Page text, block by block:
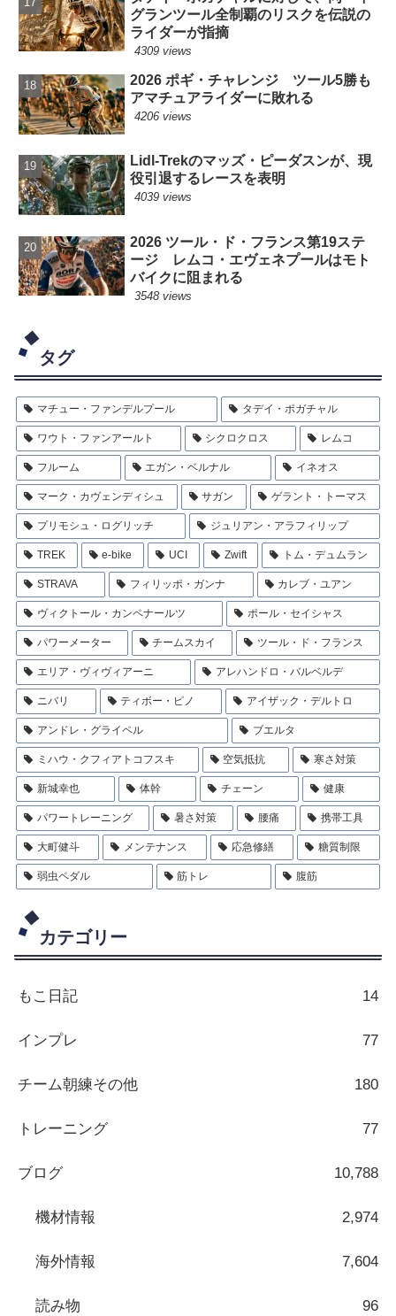
グランツール全制覇のリスクを伝説の
ライダーが指摘
4309 views
2026 ポギ・チャレンジ ツール5勝も
アマチュアライダーに敗れる
4206 views
Lidl-Trekのマッズ・ピーダスンが、現
役引退するレースを表明
4039 views
2026 ツール・ド・フランス第19ステ
ージ レムコ・エヴェネプールはモト
バイクに阻まれる
3548 views
タグ
マチュー・ファンデルプール タデイ・ポガチャル
ワウト・ファンアールト シクロクロス レムコ
フルーム エガン・ベルナル イネオス
マーク・カヴェンディシュ サガン ゲラント・トーマス
プリモシュ・ログリッチ ジュリアン・アラフィリップ
TREK e-bike UCI Zwift トム・デュムラン
STRAVA フィリッポ・ガンナ カレブ・ユアン
ヴィクトール・カンペナールツ ポール・セイシャス
パワーメーター チームスカイ ツール・ド・フランス
エリア・ヴィヴィアーニ アレハンドロ・バルベルデ
ニバリ ティボー・ピノ アイザック・デルトロ
アンドレ・グライペル ブエルタ
ミハウ・クフィアトコフスキ 空気抵抗 寒さ対策
新城幸也 体幹 チェーン 健康
パワートレーニング 暑さ対策 腰痛 携帯工具
大町健斗 メンテナンス 応急修繕 糖質制限
弱虫ペダル 筋トレ 腹筋
カテゴリー
もこ日記 14
インプレ 77
チーム朝練その他 180
トレーニング 77
ブログ 10,788
機材情報 2,974
海外情報 7,604
読み物 96